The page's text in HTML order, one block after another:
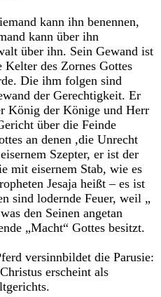
kann ihn benennen,
kann über ihn
über ihn. Sein Gewand ist
des Zornes Gottes
Die ihm folgen sind
der Gerechtigkeit. Er
König der Könige und Herr
über die Feinde
an denen ,die Unrecht
Szepter, er ist der
mit eisernem Stab, wie es
Jesaja heißt – es ist
sind lodernde Feuer, weil „
den Seinen angetan
„Macht“ Gottes besitzt.
versinnbildet die Parusie:
erscheint als